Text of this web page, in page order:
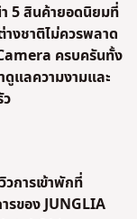
5 สินค้ายอดนิยมที่
งชาติไม่ควรพลาด
ครบครันทั้ง
ดูแลความงามและ
วการเข้าพักที่
รของ JUNGLIA